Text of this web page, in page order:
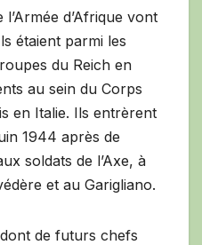
d’Afrique vont
étaient parmi les
du Reich en
au sein du Corps
en Italie. Ils entrèrent
1944 après de
soldats de l’Axe, à
et au Garigliano.
de futurs chefs